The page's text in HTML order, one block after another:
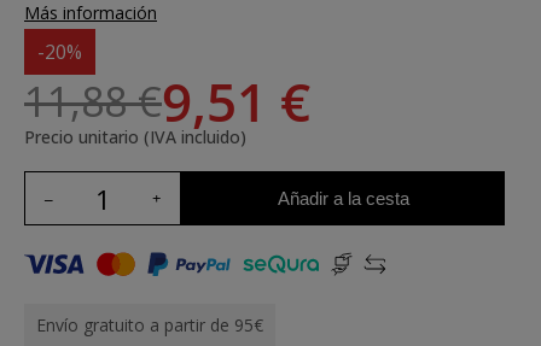
Más información
-20%
11,88 €9,51 €
Precio unitario (IVA incluido)
Añadir a la cesta
Envío gratuito a partir de 95€